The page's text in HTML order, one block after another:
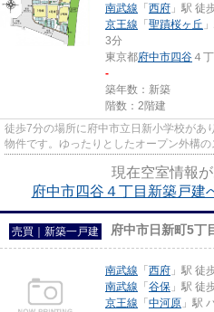
南武線 「 西府 」駅 徒
京王線 「 聖蹟桜ヶ丘
3分
東京都府中市四谷 ４
-
築年数：新築
階数：2階建
徒歩7分の場所に府中市立日新小学校があ
物件です。ゆったりとしたオープン外構
現在空室情報が
府中市四谷４丁目新築戸建
売買｜新築一戸建 府中市日新町5丁
南武線 「 西府 」駅 徒
南武線 「 谷保 」駅 徒
京王線 「 中河原 」駅